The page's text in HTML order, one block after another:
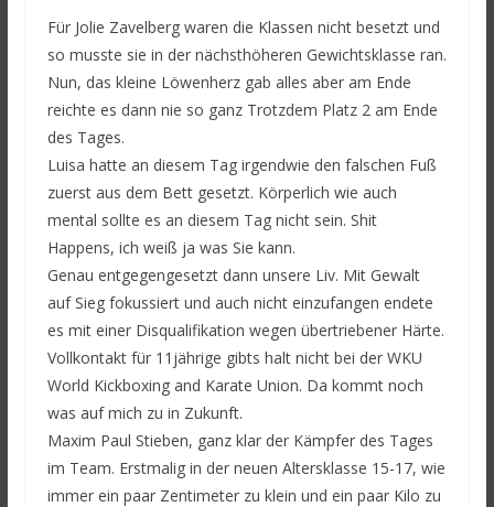
Für Jolie Zavelberg waren die Klassen nicht besetzt und
so musste sie in der nächsthöheren Gewichtsklasse ran.
Nun, das kleine Löwenherz gab alles aber am Ende
reichte es dann nie so ganz Trotzdem Platz 2 am Ende
des Tages.
Luisa hatte an diesem Tag irgendwie den falschen Fuß
zuerst aus dem Bett gesetzt. Körperlich wie auch
mental sollte es an diesem Tag nicht sein. Shit
Happens, ich weiß ja was Sie kann.
Genau entgegengesetzt dann unsere Liv. Mit Gewalt
auf Sieg fokussiert und auch nicht einzufangen endete
es mit einer Disqualifikation wegen übertriebener Härte.
Vollkontakt für 11jährige gibts halt nicht bei der WKU
World Kickboxing and Karate Union. Da kommt noch
was auf mich zu in Zukunft.
Maxim Paul Stieben, ganz klar der Kämpfer des Tages
im Team. Erstmalig in der neuen Altersklasse 15-17, wie
immer ein paar Zentimeter zu klein und ein paar Kilo zu